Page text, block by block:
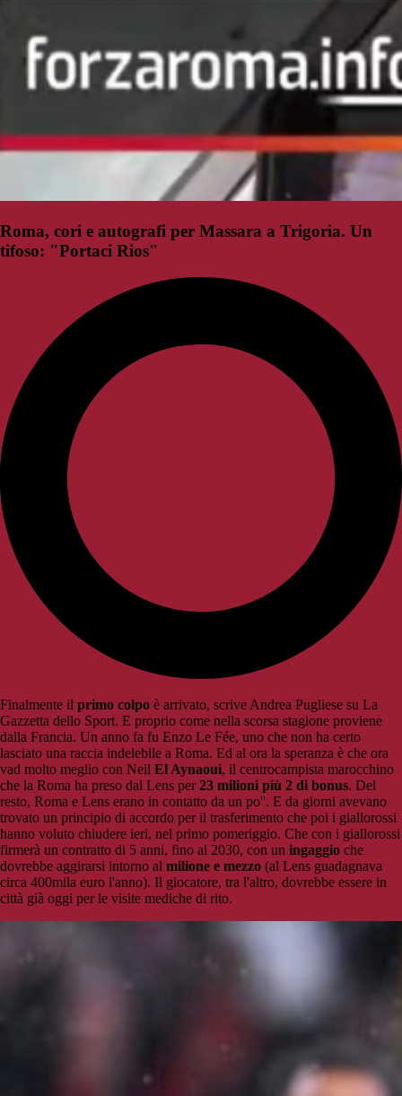
Roma, cori e autografi per Massara a Trigoria. Un
tifoso: "Portaci Rios"
Finalmente il primo colpo è arrivato, scrive Andrea Pugliese su La
Gazzetta dello Sport. E proprio come nella scorsa stagione proviene
dalla Francia. Un anno fa fu Enzo Le Fée, uno che non ha certo
lasciato una raccia indelebile a Roma. Ed al ora la speranza è che ora
vad molto meglio con Neil El Aynaoui, il centrocampista marocchino
che la Roma ha preso dal Lens per23 milioni più 2 di bonus. Del
resto, Roma e Lens erano in contatto da un po''. E da giorni avevano
trovato un principio di accordo per il trasferimento che poi i giallorossi
hanno voluto chiudere ieri, nel primo pomeriggio. Che con i giallorossi
firmerà un contratto di 5 anni, fino al 2030, con un ingaggio che
dovrebbe aggirarsi intorno al milione e mezzo (al Lens guadagnava
circa 400mila euro l'anno). Il giocatore, tra l'altro, dovrebbe essere in
città già oggi per le visite mediche di rito.